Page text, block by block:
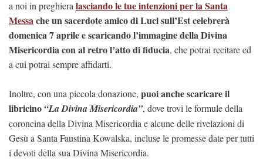
a noi in preghiera lasciando le tue intenzioni per la Santa
Messache un sacerdote amico di Luci sull’Est celebrerà
domenica 7 aprile e scaricando l’immagine della Divina
Misericordia con al retro l’atto di fiducia, che potrai recitare ed
a cui potrai sempre affidarti.
Inoltre, con una piccola donazione, puoi anche scaricare il
libricino “La Divina Misericordia”, dove trovi le formule della
coroncina della Divina Misericordia e alcune delle rivelazioni di
Gesù a Santa Faustina Kowalska, incluse le promesse date per tutti
i devoti della sua Divina Misericordia.